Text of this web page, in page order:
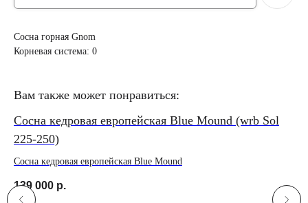
Сосна горная Gnom
Корневая система: 0
Вам также может понравиться:
Сосна кедровая европейская Blue Mound (wrb Sol
225-250)
Сосна кедровая европейская Blue Mound
139 000 р.